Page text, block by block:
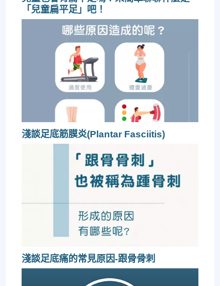
「兒童扁平足」吧！
淺談足底筋膜炎(Plantar Fasciitis)
淺談足底痛的常見原因-跟骨骨刺